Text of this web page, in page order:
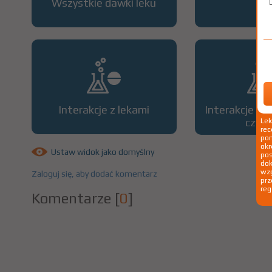
Wszystkie dawki leku
Interakcje z lekami
Interakcje z
Ustaw widok jako domyślny
Zaloguj się, aby dodać komentarz
Komentarze [0]